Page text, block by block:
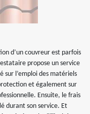
d’un couvreur est parfois
propose un service
sur l’emploi des matériels
et également sur
Ensuite, le frais
durant son service. Et